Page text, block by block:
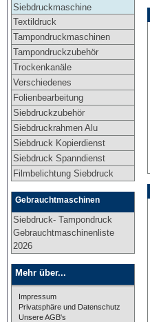
Siebdruckmaschine
Textildruck
Tampondruckmaschinen
Tampondruckzubehör
Trockenkanäle
Verschiedenes
Folienbearbeitung
Siebdruckzubehör
Siebdruckrahmen Alu
Siebdruck Kopierdienst
Siebdruck Spanndienst
Filmbelichtung Siebdruck
Gebrauchtmaschinen
Siebdruck- Tampondruck
Gebrauchtmaschinenliste
2026
Mehr über...
Impressum
Privatsphäre und Datenschutz
Unsere AGB's